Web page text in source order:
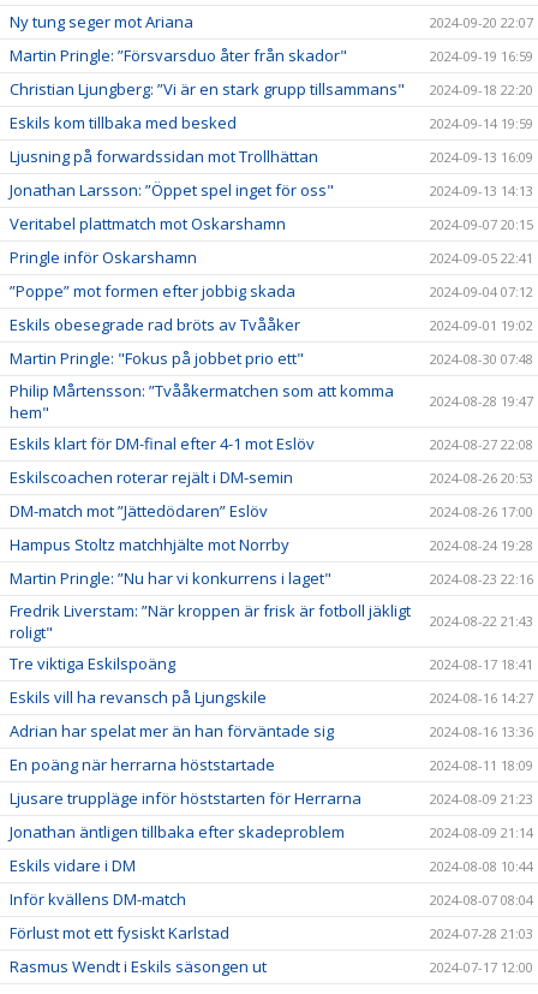
Ny tung seger mot Ariana 2024-09-20 22:07
Martin Pringle: ”Försvarsduo åter från skador" 2024-09-19 16:59
Christian Ljungberg: ”Vi är en stark grupp tillsammans" 2024-09-18 22:20
Eskils kom tillbaka med besked 2024-09-14 19:59
Ljusning på forwardssidan mot Trollhättan 2024-09-13 16:09
Jonathan Larsson: ”Öppet spel inget för oss" 2024-09-13 14:13
Veritabel plattmatch mot Oskarshamn 2024-09-07 20:15
Pringle inför Oskarshamn 2024-09-05 22:41
”Poppe” mot formen efter jobbig skada 2024-09-04 07:12
Eskils obesegrade rad bröts av Tvååker 2024-09-01 19:02
Martin Pringle: "Fokus på jobbet prio ett" 2024-08-30 07:48
Philip Mårtensson: ”Tvååkermatchen som att komma
hem"
2024-08-28 19:47
Eskils klart för DM-final efter 4-1 mot Eslöv 2024-08-27 22:08
Eskilscoachen roterar rejält i DM-semin 2024-08-26 20:53
DM-match mot ”Jättedödaren” Eslöv 2024-08-26 17:00
Hampus Stoltz matchhjälte mot Norrby 2024-08-24 19:28
Martin Pringle: ”Nu har vi konkurrens i laget" 2024-08-23 22:16
Fredrik Liverstam: ”När kroppen är frisk är fotboll jäkligt
roligt"
2024-08-22 21:43
Tre viktiga Eskilspoäng 2024-08-17 18:41
Eskils vill ha revansch på Ljungskile 2024-08-16 14:27
Adrian har spelat mer än han förväntade sig 2024-08-16 13:36
En poäng när herrarna höststartade 2024-08-11 18:09
Ljusare truppläge inför höststarten för Herrarna 2024-08-09 21:23
Jonathan äntligen tillbaka efter skadeproblem 2024-08-09 21:14
Eskils vidare i DM 2024-08-08 10:44
Inför kvällens DM-match 2024-08-07 08:04
Förlust mot ett fysiskt Karlstad 2024-07-28 21:03
Rasmus Wendt i Eskils säsongen ut 2024-07-17 12:00